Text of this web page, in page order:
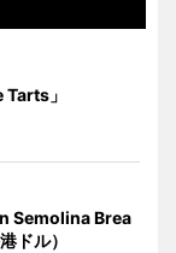
」
Semolina Brea
ドル）